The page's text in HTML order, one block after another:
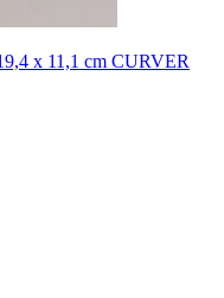
x 11,1 cm CURVER